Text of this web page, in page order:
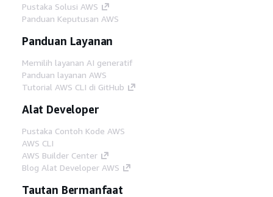
Pustaka Solusi AWS
Panduan Keputusan AWS
Panduan Layanan
Memilih layanan AI generatif
Panduan layanan AWS
Tutorial AWS CLI di GitHub
Alat Developer
Pustaka Contoh Kode AWS
AWS CLI
AWS Builder Center
Blog Alat Developer AWS
Tautan Bermanfaat